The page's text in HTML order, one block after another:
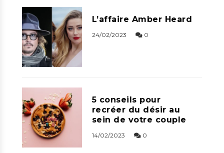
L’affaire Amber Heard
24/02/2023 0
5 conseils pour
recréer du désir au
sein de votre couple
14/02/2023 0